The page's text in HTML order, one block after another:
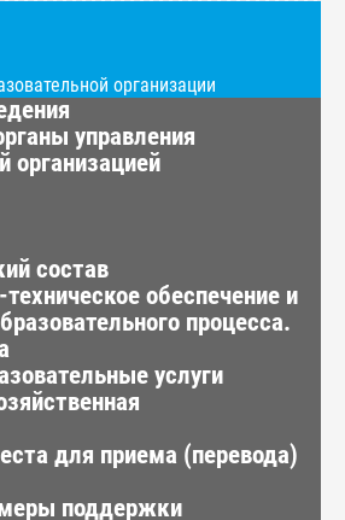
организации
управления
организацией
состав
обеспечение и
процесса.
услуги
для приема (перевода)
поддержки